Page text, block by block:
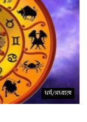
धर्म/अध्यात्म